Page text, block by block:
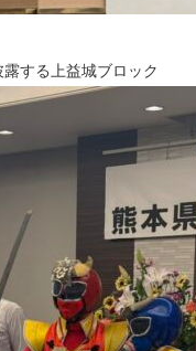
する上益城ブロック